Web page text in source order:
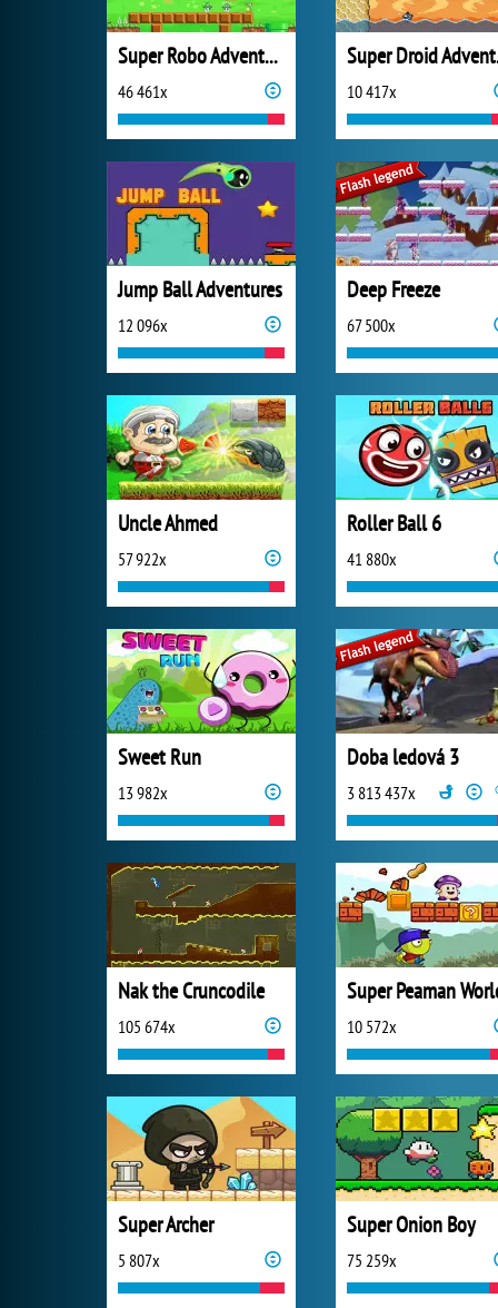
Super Robo Adventure
46 461x 10 417x
Jump Ball Adventures
12 096x
Deep Freeze
67 500x
Uncle Ahmed
57 922x
Roller Ball 6
41 880x
Sweet Run
13 982x
Doba ledová 3
3 813 437x
Nak the Cruncodile
105 674x
Super Peaman
10 572x
Super Archer
5 807x
Super Onion Boy
75 259x